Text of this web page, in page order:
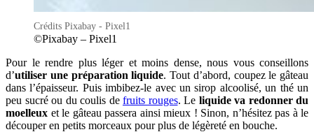
Crédits Pixabay - Pixel1
©Pixabay – Pixel1
Pour le rendre plus léger et moins dense, nous vous conseillons
d’utiliser une préparation liquide. Tout d’abord, coupez le gâteau
dans l’épaisseur. Puis imbibez-le avec un sirop alcoolisé, un thé un
peu sucré ou du coulis de fruits rouges. Le liquide va redonner du
moelleux et le gâteau passera ainsi mieux ! Sinon, n’hésitez pas à le
découper en petits morceaux pour plus de légèreté en bouche.